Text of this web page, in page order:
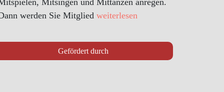
Mitsingen und Mittanzen anregen.
werden Sie Mitglied weiterlesen
Gefördert durch